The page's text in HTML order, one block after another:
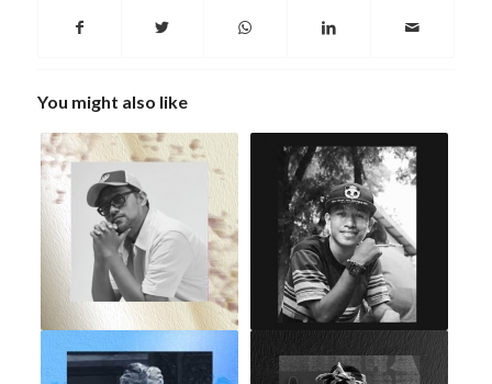
You might also like